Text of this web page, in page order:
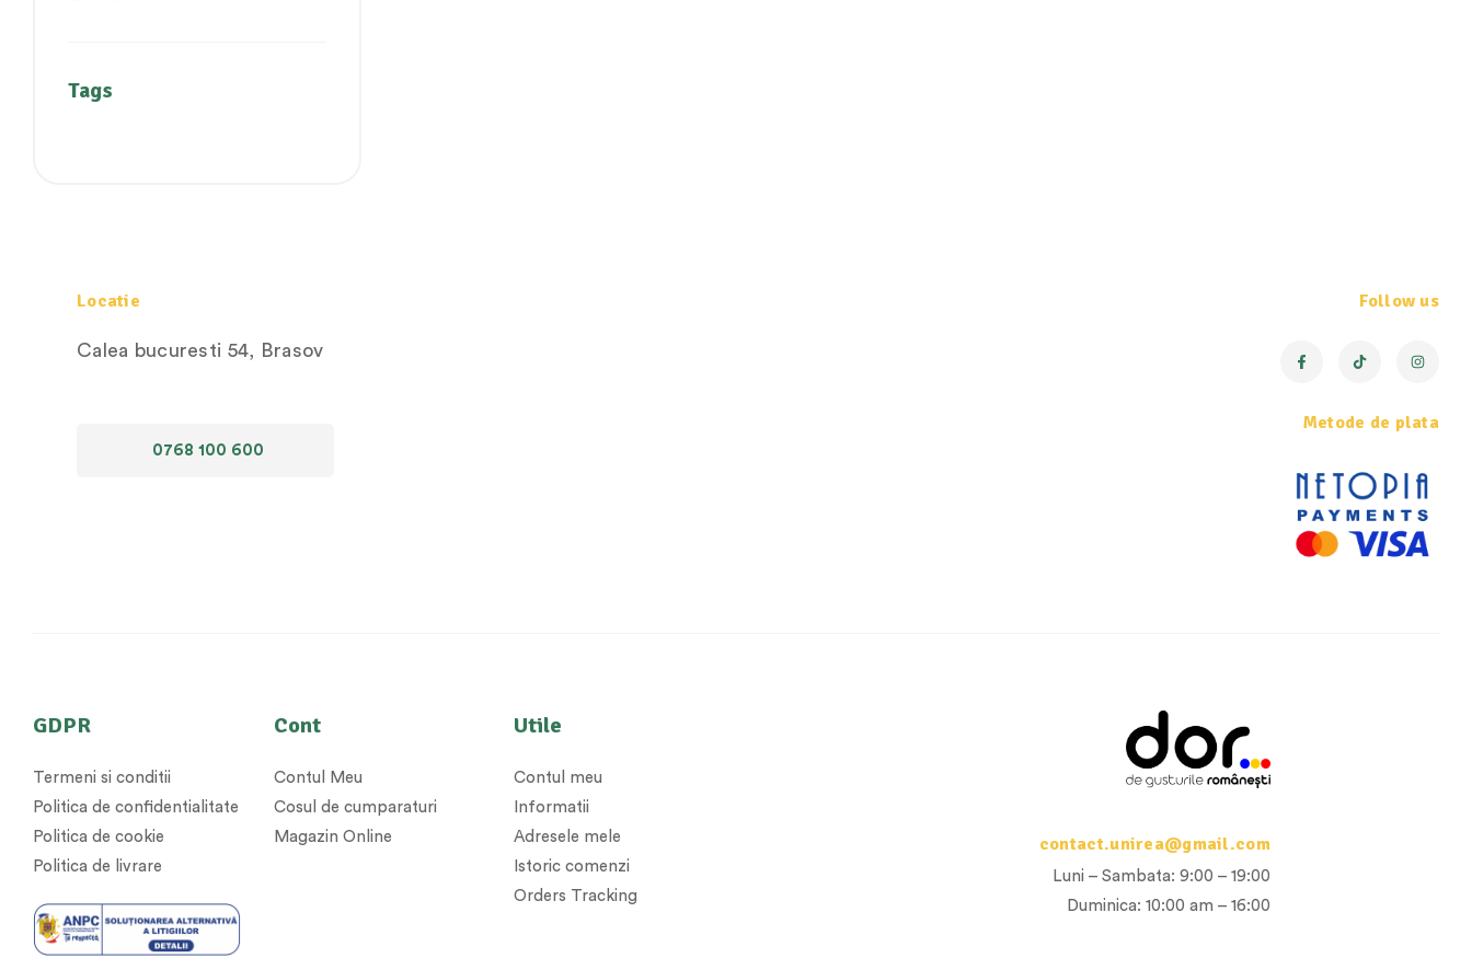
Tags
Locatie
Calea bucuresti 54, Brasov
0768 100 600
Follow us
Metode de plata
GDPR
Termeni si conditii
Politica de confidentialitate
Politica de cookie
Politica de livrare
Cont
Contul Meu
Cosul de cumparaturi
Magazin Online
Utile
Contul meu
Informatii
Adresele mele
Istoric comenzi
Orders Tracking
contact.unirea@gmail.com
Luni – Sambata: 9:00 – 19:00
Duminica: 10:00 am – 16:00